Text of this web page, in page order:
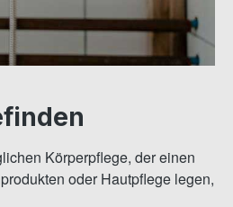
Körperpflege, der einen
oder Hautpflege legen,